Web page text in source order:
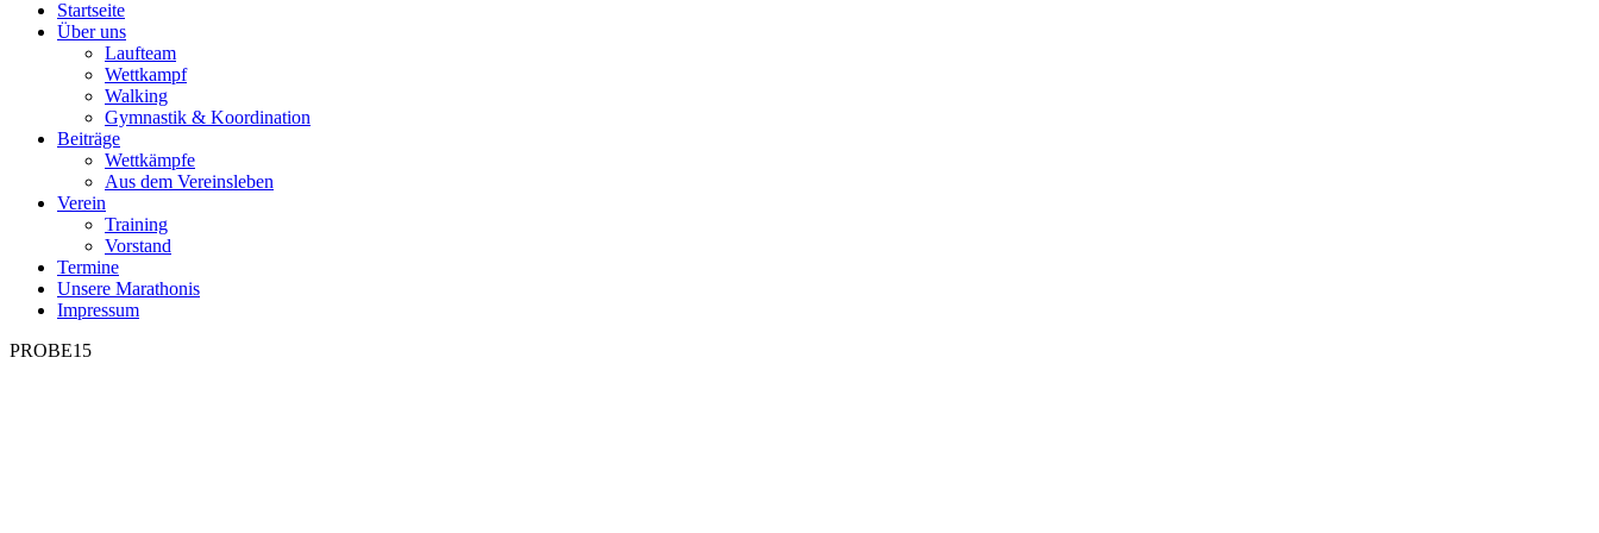
Startseite
Über uns
Laufteam
Wettkampf
Walking
Gymnastik & Koordination
Beiträge
Wettkämpfe
Aus dem Vereinsleben
Verein
Training
Vorstand
Termine
Unsere Marathonis
Impressum